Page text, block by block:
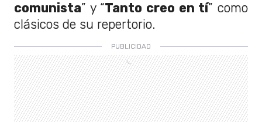
comunista” y “Tanto creo en tí” como
clásicos de su repertorio.